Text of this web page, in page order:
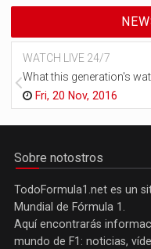
WATCH LIVE 24/7
What this generation's
Fri, 20 Nov, 2016
Sobre notostros
TodoFormula1.net es un
Mundial de Fórmula 1.
Aquí encontrarás
mundo de F1: noticias,